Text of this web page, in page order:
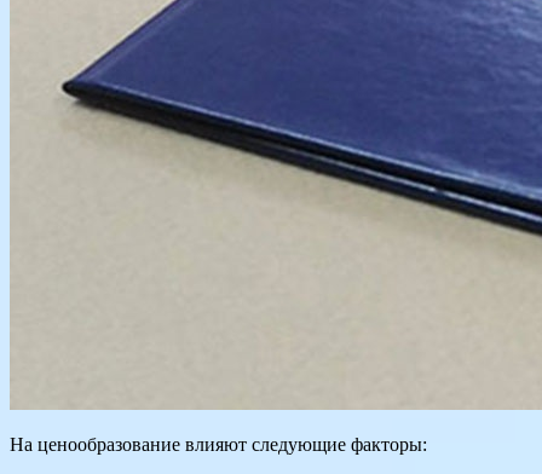
На ценообразование влияют следующие факторы: